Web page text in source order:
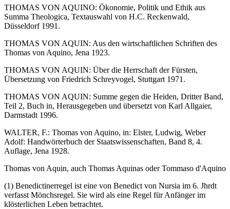
THOMAS VON AQUINO: Ökonomie, Politik und Ethik aus
Summa Theologica, Textauswahl von H.C. Reckenwald,
Düsseldorf 1991.
THOMAS VON AQUIN: Aus den wirtschaftlichen Schriften des
Thomas von Aquino, Jena 1923.
THOMAS VON AQUIN: Über die Herrschaft der Fürsten,
Übersetzung von Friedrich Schreyvogel, Stuttgart 1971.
THOMAS VON AQUIN: Summe gegen die Heiden, Dritter Band,
Teil 2, Buch in, Herausgegeben und übersetzt von Karl Allgaier,
Darmstadt 1996.
WALTER, F.: Thomas von Aquino, in: Elster, Ludwig, Weber
Adolf: Handwörterbuch der Staatswissenschaften, Band 8, 4.
Auflage, Jena 1928.
Thomas von Aquin, auch Thomas Aquinas oder Tommaso d'Aquino
(1) Benedictinerregel ist eine von Benedict von Nursia im 6. Jhrdt
verfasst Mönchsregel. Sie wird als eine Regel für Anfänger im
klösterlichen Leben betrachtet.